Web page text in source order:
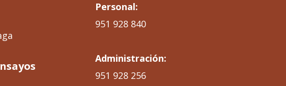
Personal:
951 928 840
Administración:
951 928 256